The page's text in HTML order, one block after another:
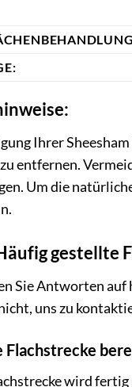
Ihrer
entfernen.
Um die
gestellte
Sie Antworten auf
uns zu
Flachstrecke
wird